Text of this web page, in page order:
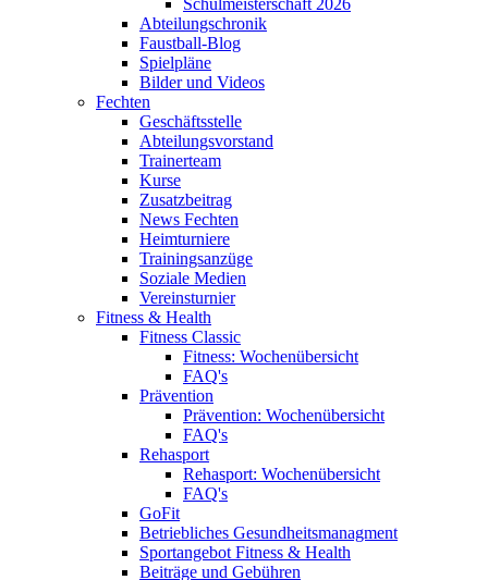
Abteilungschronik
Faustball-Blog
Spielpläne
Bilder und Videos
Fechten
Geschäftsstelle
Abteilungsvorstand
Trainerteam
Kurse
Zusatzbeitrag
News Fechten
Heimturniere
Trainingsanzüge
Soziale Medien
Vereinsturnier
Fitness & Health
Fitness Classic
Fitness: Wochenübersicht
FAQ's
Prävention
Prävention: Wochenübersicht
FAQ's
Rehasport
Rehasport: Wochenübersicht
FAQ's
GoFit
Betriebliches Gesundheitsmanagment
Sportangebot Fitness & Health
Beiträge und Gebühren